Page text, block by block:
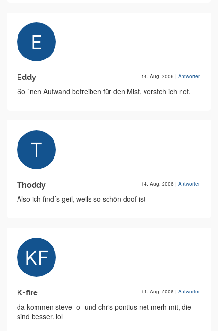
Eddy 14. Aug. 2006 | Antworten
So `nen Aufwand betreiben für den Mist, versteh ich net.
Thoddy 14. Aug. 2006 | Antworten
Also ich find´s geil, weils so schön doof ist
K-fire 14. Aug. 2006 | Antworten
da kommen steve -o- und chris pontius net merh mit, die
sind besser. lol